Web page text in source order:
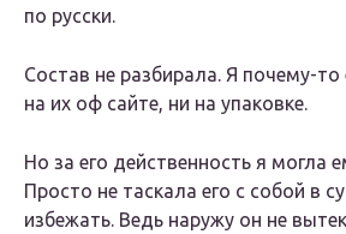
по русски.
Состав не разбирала. Я почему-то
на их оф сайте, ни на упаковке.
Но за его действенность я могла
Просто не таскала его с собой в
избежать. Ведь наружу он не